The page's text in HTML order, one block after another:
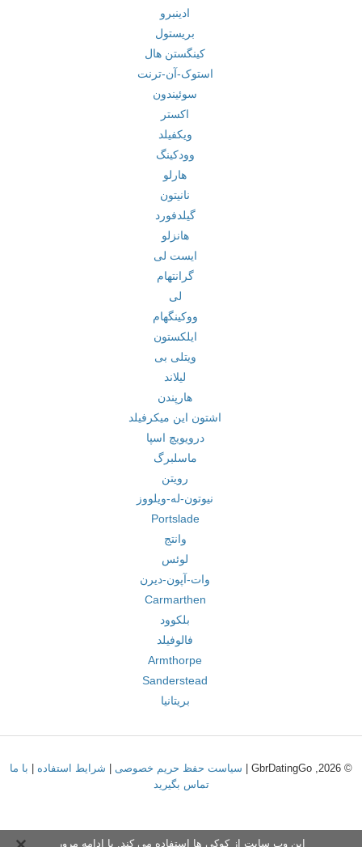
ادینبرو
بریستول
کینگستن هال
استوک-آن-ترنت
سوئیندون
اکستر
ویکفیلد
وودکینگ
هارلو
نانیتون
گیلدفورد
هانزلو
ایست لی
گرانتهام
لی
ووکینگهام
ایلکستون
ویتلی بی
لیلاند
هارپندن
اشتون این میکرفیلد
درویویچ اسپا
ماسلبرگ
رویتن
نیوتون-له-ویلووز
Portslade
وانتج
لوئس
وات-آپون-دیرن
Carmarthen
بلکوود
فالوفیلد
Armthorpe
Sanderstead
بریتانیا
© 2026, GbrDatingGo | سیاست حفظ حریم خصوصی شرایط استفاده
با ما
تماس بگیرید
این وب سایت از کوکی ها استفاده می کند. با ادامه مرور